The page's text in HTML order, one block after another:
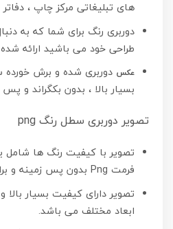
های تبلیغاتی مرکز چاپ ،
دوربری رنگ برای شما که به
طراحی خود می باشید ارائه
عکس دوربری شده و برش
بسیار بالا ، بدون بکگراند و پس
تصویر دوربری سطل رنگ png
تصویر با کیفیت رنگ ها شامل
فرمت Png بدون پس زمینه و برای استفاده راحت.
تصویر دارای کیفیت بسیار
ابعاد مختلف می باشد.